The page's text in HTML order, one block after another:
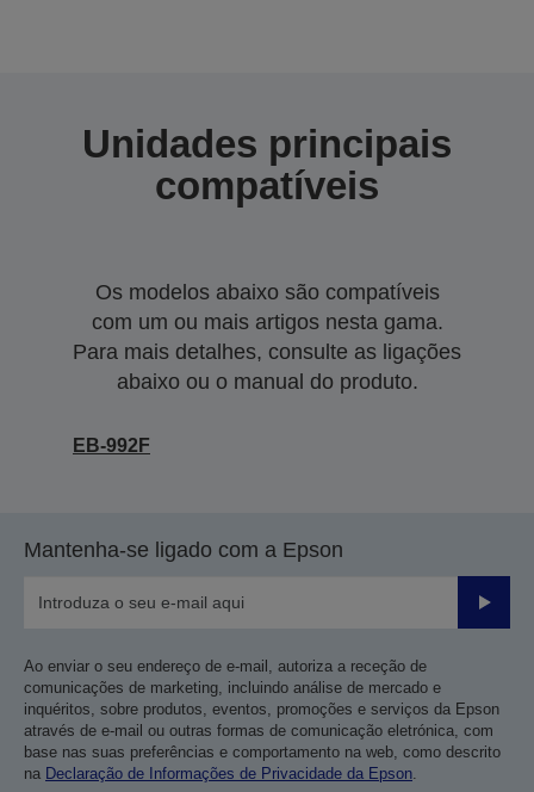
Unidades principais
compatíveis
Os modelos abaixo são compatíveis
com um ou mais artigos nesta gama.
Para mais detalhes, consulte as ligações
abaixo ou o manual do produto.
EB-992F
Mantenha-se ligado com a Epson
Enviar
Ao enviar o seu endereço de e-mail, autoriza a receção de
comunicações de marketing, incluindo análise de mercado e
inquéritos, sobre produtos, eventos, promoções e serviços da Epson
através de e-mail ou outras formas de comunicação eletrónica, com
base nas suas preferências e comportamento na web, como descrito
na Declaração de Informações de Privacidade da Epson.